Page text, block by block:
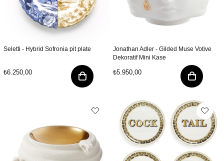
Seletti - Hybrid Sofronia pit plate
₺6.250,00
Jonathan Adler - Gilded Muse Votive
Dekoratif Mini Kase
₺5.950,00